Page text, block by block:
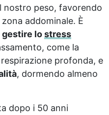
nostro peso, favorendo
zona addominale. È
gestire lostress
come la
profonda, e
, dormendo almeno
dopo i 50 anni